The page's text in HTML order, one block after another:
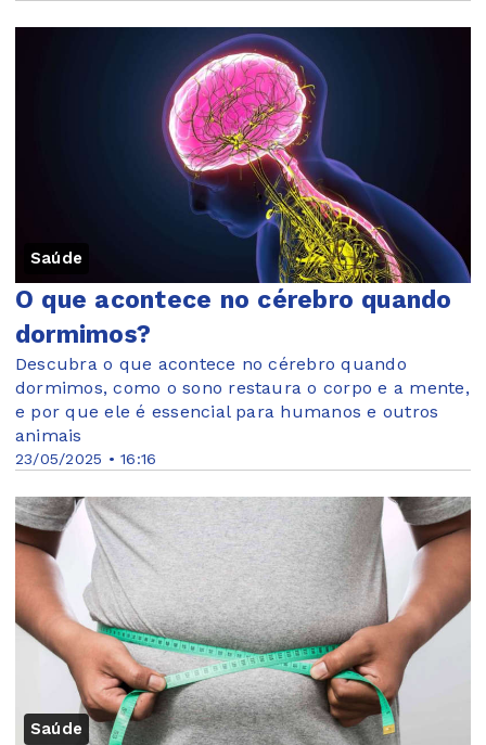
Saúde
23/05/2025 • 16:16
O que acontece no cérebro quando
dormimos?
Descubra o que acontece no cérebro quando
dormimos, como o sono restaura o corpo e a mente,
e por que ele é essencial para humanos e outros
animais
Saúde